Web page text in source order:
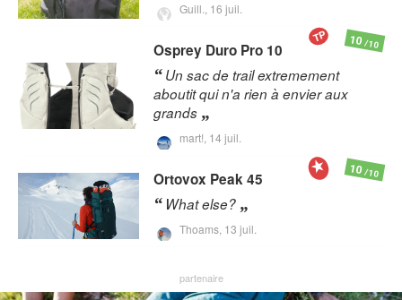
Guill., 16 juil.
Osprey Duro Pro 10
Un sac de trail extremement
aboutit qui n'a rien à envier aux
grands
mart!, 14 juil.
10/10
TP
Ortovox Peak 45
What else?
Thoams, 13 juil.
10/10